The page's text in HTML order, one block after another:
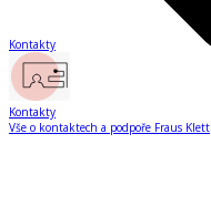
Kontakty
Kontakty
Vše o kontaktech a podpoře Fraus Klett